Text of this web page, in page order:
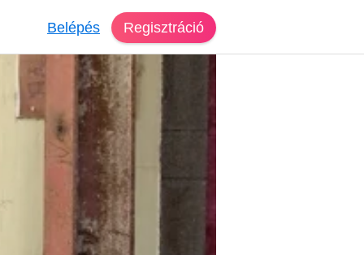
Belépés Regisztráció
Budapest
60 éves, nő